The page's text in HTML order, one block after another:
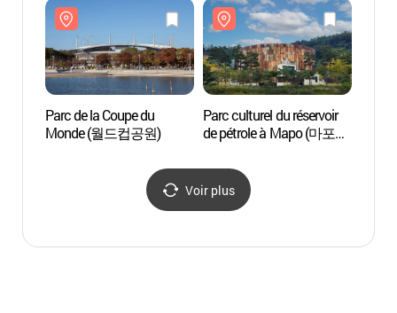
Parc de la Coupe du
Monde (월드컵공원)
Parc culturel du réservoir
de pétrole à Mapo (마포
Voir plus